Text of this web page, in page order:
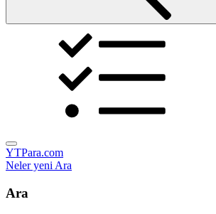
YTPara.com
Neler yeniAra
Ara